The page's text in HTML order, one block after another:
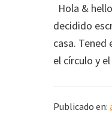
Hola &
decidido
casa. Tened
el círculo y
Publicado en: